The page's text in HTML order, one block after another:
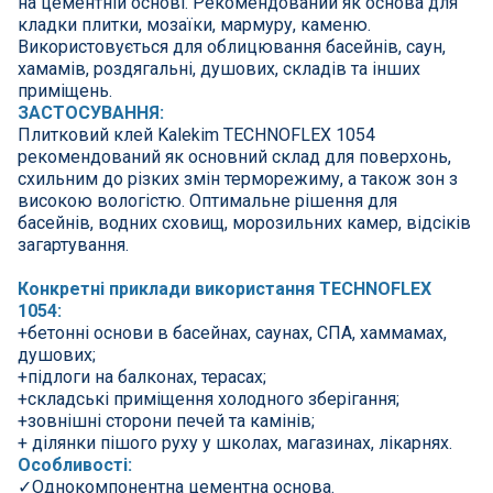
СПА басейни
Осушувачі повітря
Меблі для басейну
Гідроізоляція і будівельна хімія
Вогнища та каміни
Труби і фіттінги
Корисні дрібнички
Розпродаж
кладки плитки, мозаїки, мармуру, каменю.
Використовується для облицювання басейнів, саун,
хамамів, роздягальні, душових, складів та інших
приміщень.
ЗАСТОСУВАННЯ:
Плитковий клей Kalekim TECHNOFLEX 1054
рекомендований як основний склад для поверхонь,
схильним до різких змін терморежиму, а також зон з
високою вологістю. Оптимальне рішення для
басейнів, водних сховищ, морозильних камер, відсіків
загартування.
Конкретні приклади використання TECHNOFLEX
1054:
+бетонні основи в басейнах, саунах, СПА, хаммамах,
душових;
+підлоги на балконах, терасах;
+складські приміщення холодного зберігання;
+зовнішні сторони печей та камінів;
+ ділянки пішого руху у школах, магазинах, лікарнях.
Особливості:
✓Однокомпонентна цементна основа.